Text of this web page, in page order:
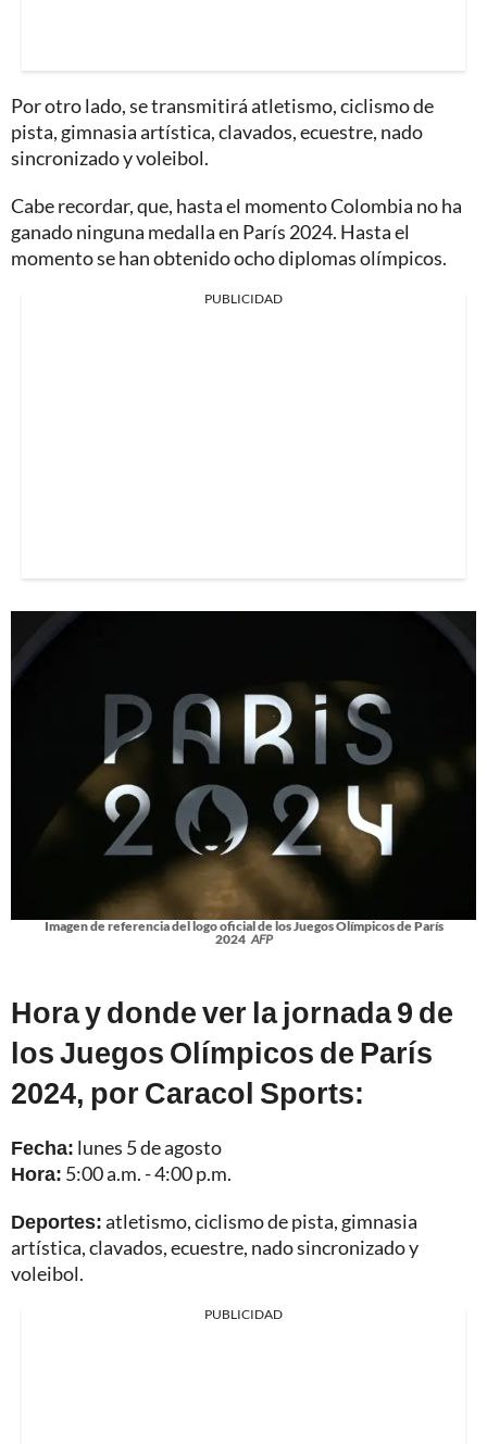
Por otro lado, se transmitirá atletismo, ciclismo de
pista, gimnasia artística, clavados, ecuestre, nado
sincronizado y voleibol.
Cabe recordar, que, hasta el momento Colombia no ha
ganado ninguna medalla en París 2024. Hasta el
momento se han obtenido ocho diplomas olímpicos.
PUBLICIDAD
Imagen de referencia del logo oficial de los Juegos Olímpicos de París
2024 AFP
Hora y donde ver la jornada 9 de
los Juegos Olímpicos de París
2024, por Caracol Sports:
Fecha: lunes 5 de agosto
Hora: 5:00 a.m. - 4:00 p.m.
Deportes:atletismo, ciclismo de pista, gimnasia
artística, clavados, ecuestre, nado sincronizado y
voleibol.
PUBLICIDAD